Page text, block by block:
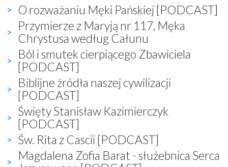
O rozważaniu Męki Pańskiej [PODCAST]
Przymierze z Maryją nr 117, Męka
Chrystusa według Całunu
Ból i smutek cierpiącego Zbawiciela
[PODCAST]
Biblijne źródła naszej cywilizacji
[PODCAST]
Święty Stanisław Kazimierczyk
[PODCAST]
Św. Rita z Cascii [PODCAST]
Magdalena Zofia Barat - służebnica Serca